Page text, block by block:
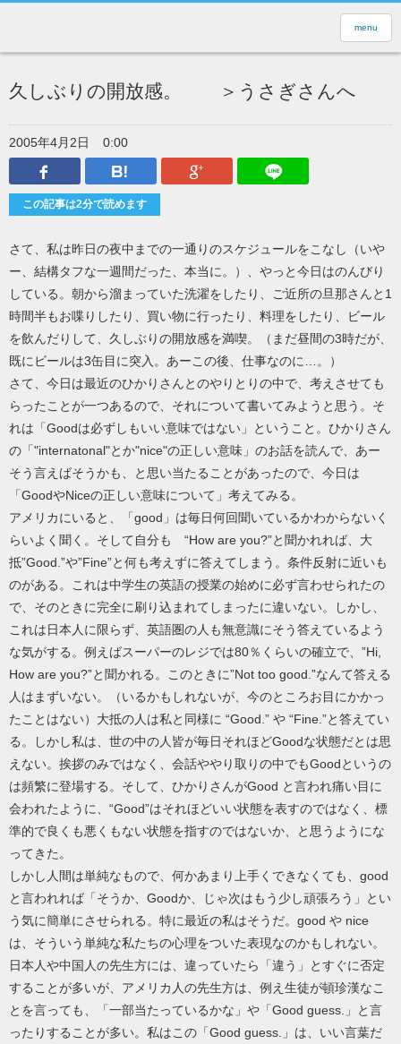
menu
久しぶりの開放感。 ＞うさぎさんへ
2005年4月2日
0:00
Facebook
はてなブックマークGoogle Plus
この記事は2分で読めます
さて、私は昨日の夜中までの一通りのスケジュールをこなし（いや
ー、結構タフな一週間だった、本当に。）、やっと今日はのんびり
している。朝から溜まっていた洗濯をしたり、ご近所の旦那さんと1
時間半もお喋りしたり、買い物に行ったり、料理をしたり、ビール
を飲んだりして、久しぶりの開放感を満喫。（まだ昼間の3時だが、
既にビールは3缶目に突入。あーこの後、仕事なのに…。）
さて、今日は最近のひかりさんとのやりとりの中で、考えさせても
らったことが一つあるので、それについて書いてみようと思う。そ
れは「Goodは必ずしもいい意味ではない」ということ。ひかりさん
の「"internatonal"とか"nice"の正しい意味」のお話を読んで、あー
そう言えばそうかも、と思い当たることがあったので、今日は
「GoodやNiceの正しい意味について」考えてみる。
アメリカにいると、「good」は毎日何回聞いているかわからないく
らいよく聞く。そして自分も “How are you?”と聞かれれば、大
抵”Good.”や”Fine”と何も考えずに答えてしまう。条件反射に近いも
のがある。これは中学生の英語の授業の始めに必ず言わせられたの
で、そのときに完全に刷り込まれてしまったに違いない。しかし、
これは日本人に限らず、英語圏の人も無意識にそう答えているよう
な気がする。例えばスーパーのレジでは80％くらいの確立で、”Hi,
How are you?”と聞かれる。このときに”Not too good.”なんて答える
人はまずいない。（いるかもしれないが、今のところお目にかかっ
たことはない）大抵の人は私と同様に “Good.” や “Fine.”と答えてい
る。しかし私は、世の中の人皆が毎日それほどGoodな状態だとは思
えない。挨拶のみではなく、会話ややり取りの中でもGoodというの
は頻繁に登場する。そして、ひかりさんがGood と言われ痛い目に
会われたように、“Good”はそれほどいい状態を表すのではなく、標
準的で良くも悪くもない状態を指すのではないか、と思うようにな
ってきた。
しかし人間は単純なもので、何かあまり上手くできなくても、good
と言われれば「そうか、Goodか、じゃ次はもう少し頑張ろう」とい
う気に簡単にさせられる。特に最近の私はそうだ。good や nice
は、そういう単純な私たちの心理をついた表現なのかもしれない。
日本人や中国人の先生方には、違っていたら「違う」とすぐに否定
することが多いが、アメリカ人の先生方は、例え生徒が頓珍漢なこ
とを言っても、「一部当たっているかな」や「Good guess.」と言
ったりすることが多い。私はこの「Good guess.」は、いい言葉だ